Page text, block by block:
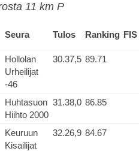
11 km P
Seura Tulos Ranking FIS
Hollolan
Urheilijat
-46
30.37,5 89.71
Huhtasuon
Hiihto 2000
31.38,0 86.85
Keuruun
Kisailijat
32.26,9 84.67